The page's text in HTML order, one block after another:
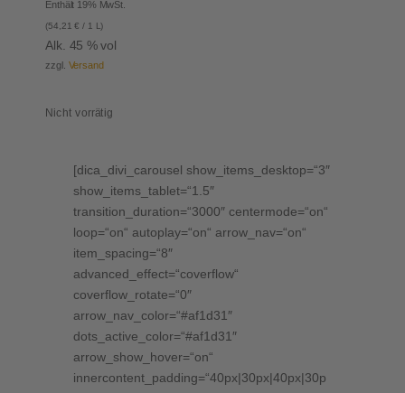
Enthält 19% MwSt.
(54,21€ / 1 L)
Alk. 45 % vol
zzgl. Versand
Nicht vorrätig
[dica_divi_carousel show_items_desktop=“3″
show_items_tablet=“1.5″
transition_duration=“3000″ centermode=“on“
loop=“on“ autoplay=“on“ arrow_nav=“on“
item_spacing=“8″
advanced_effect=“coverflow“
coverflow_rotate=“0″
arrow_nav_color=“#af1d31″
dots_active_color=“#af1d31″
arrow_show_hover=“on“
innercontent_padding=“40px|30px|40px|30p